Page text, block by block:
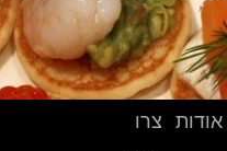
אודות
צרו